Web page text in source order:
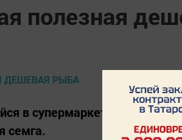
полезная
в супермаркетах, одной из
семга.